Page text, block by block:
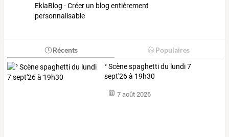
EklaBlog - Créer un blog entièrement
personnalisable
Récents Populaires
° Scène spaghetti du lundi 7
sept'26 à 19h30
7 août 2026